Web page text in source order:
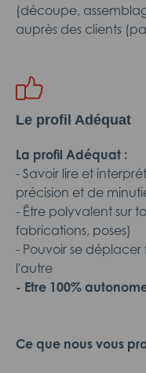
(découpe,
auprès des clients
Le profil Adéquat
La profil Adéquat :
- Savoir lire et
précision et de
- Être polyvalent sur
fabrications, poses)
- Pouvoir se
l'autre
- Etre 100%
Ce que nous vous